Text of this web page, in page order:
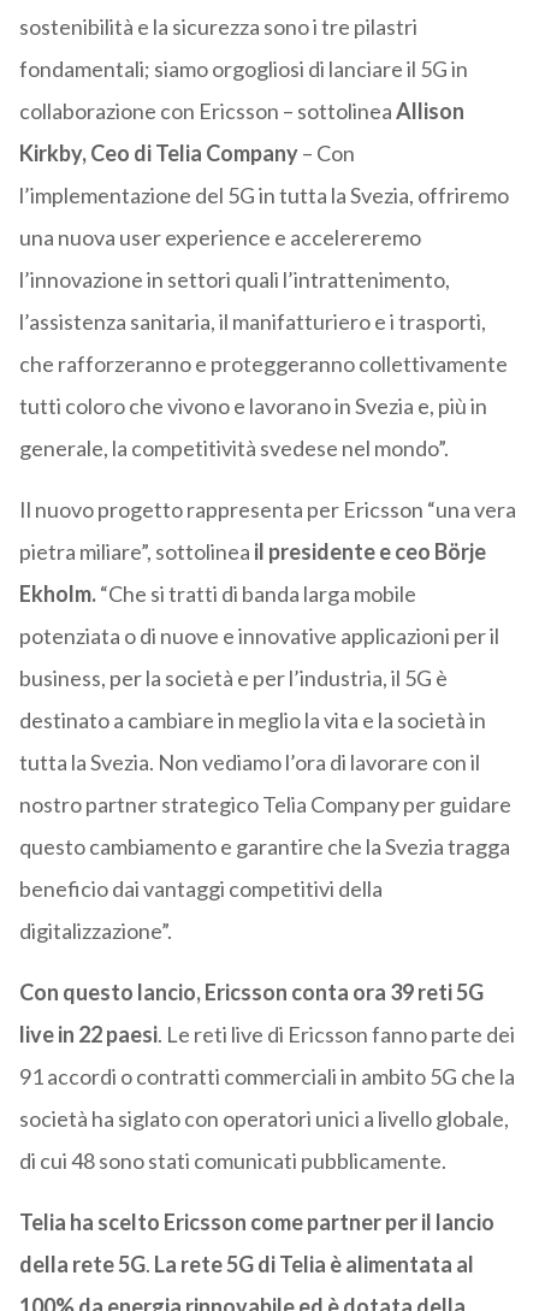
sostenibilità e la sicurezza sono i tre pilastri
fondamentali; siamo orgogliosi di lanciare il 5G in
collaborazione con Ericsson – sottolineaAllison
Kirkby, Ceo di Telia Company– Con
l’implementazione del 5G in tutta la Svezia, offriremo
una nuova user experience e accelereremo
l’innovazione in settori quali l’intrattenimento,
l’assistenza sanitaria, il manifatturiero e i trasporti,
che rafforzeranno e proteggeranno collettivamente
tutti coloro che vivono e lavorano in Svezia e, più in
generale, la competitività svedese nel mondo”.
Il nuovo progetto rappresenta per Ericsson “una vera
pietra miliare”, sottolinea il presidente e ceo Börje
Ekholm.“Che si tratti di banda larga mobile
potenziata o di nuove e innovative applicazioni per il
business, per la società e per l’industria, il 5G è
destinato a cambiare in meglio la vita e la società in
tutta la Svezia. Non vediamo l’ora di lavorare con il
nostro partner strategico Telia Company per guidare
questo cambiamento e garantire che la Svezia tragga
beneficio dai vantaggi competitivi della
digitalizzazione”.
Con questo lancio, Ericsson conta ora 39 reti 5G
live in 22 paesi. Le reti live di Ericsson fanno parte dei
91 accordi o contratti commerciali in ambito 5G che la
società ha siglato con operatori unici a livello globale,
di cui 48 sono stati comunicati pubblicamente.
Telia ha scelto Ericsson come partner per il lancio
della rete 5G. La rete 5G di Telia è alimentata al